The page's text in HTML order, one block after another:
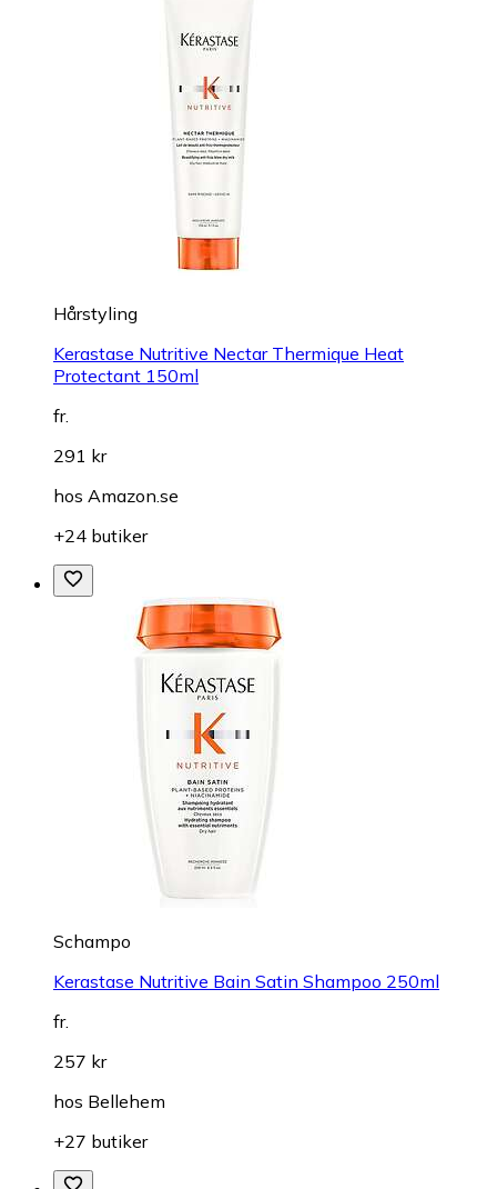
Hårstyling
Kerastase Nutritive Nectar Thermique Heat
Protectant 150ml
fr.
291 kr
hos Amazon.se
+24 butiker
Schampo
Kerastase Nutritive Bain Satin Shampoo 250ml
fr.
257 kr
hos Bellehem
+27 butiker